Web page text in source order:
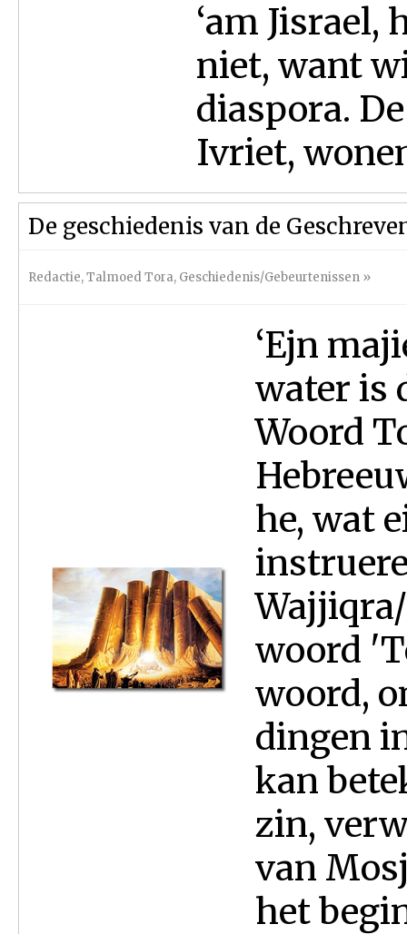
‘am Jisrael,
niet, want
diaspora.
Ivriet,
De geschiedenis van de
Redactie,Talmoed Tora, Geschiedenis/Gebeurtenissen »
‘Ejn
water is
Woord
he, wat
Wajjiqra/
woord
woord,
dingen
kan
zin,
van
het